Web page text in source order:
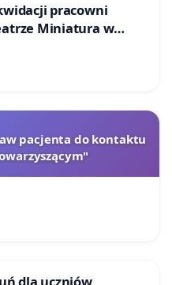
pracowni
Miniatura w
pacjenta do kontaktu